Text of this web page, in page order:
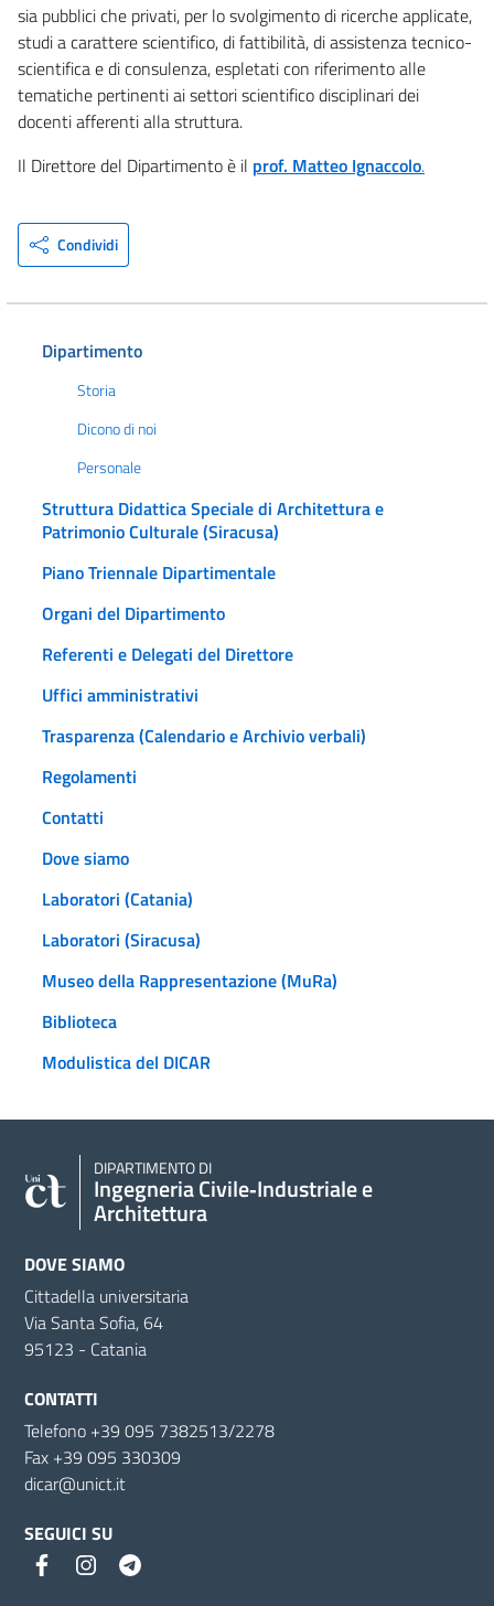
sia pubblici che privati, per lo svolgimento di ricerche applicate,
studi a carattere scientifico, di fattibilità, di assistenza tecnico-
scientifica e di consulenza, espletati con riferimento alle
tematiche pertinenti ai settori scientifico disciplinari dei
docenti afferenti alla struttura.
Il Direttore del Dipartimento è il prof. Matteo Ignaccolo.
Condividi
Dipartimento
Storia
Dicono di noi
Personale
Struttura Didattica Speciale di Architettura e
Patrimonio Culturale (Siracusa)
Piano Triennale Dipartimentale
Organi del Dipartimento
Referenti e Delegati del Direttore
Uffici amministrativi
Trasparenza (Calendario e Archivio verbali)
Regolamenti
Contatti
Dove siamo
Laboratori (Catania)
Laboratori (Siracusa)
Museo della Rappresentazione (MuRa)
Biblioteca
Modulistica del DICAR
DIPARTIMENTO DI
Ingegneria Civile‑Industriale e
Architettura
DOVE SIAMO
Cittadella universitaria
Via Santa Sofia, 64
95123 - Catania
CONTATTI
Telefono +39 095 7382513/2278
Fax +39 095 330309
dicar@unict.it
SEGUICI SU